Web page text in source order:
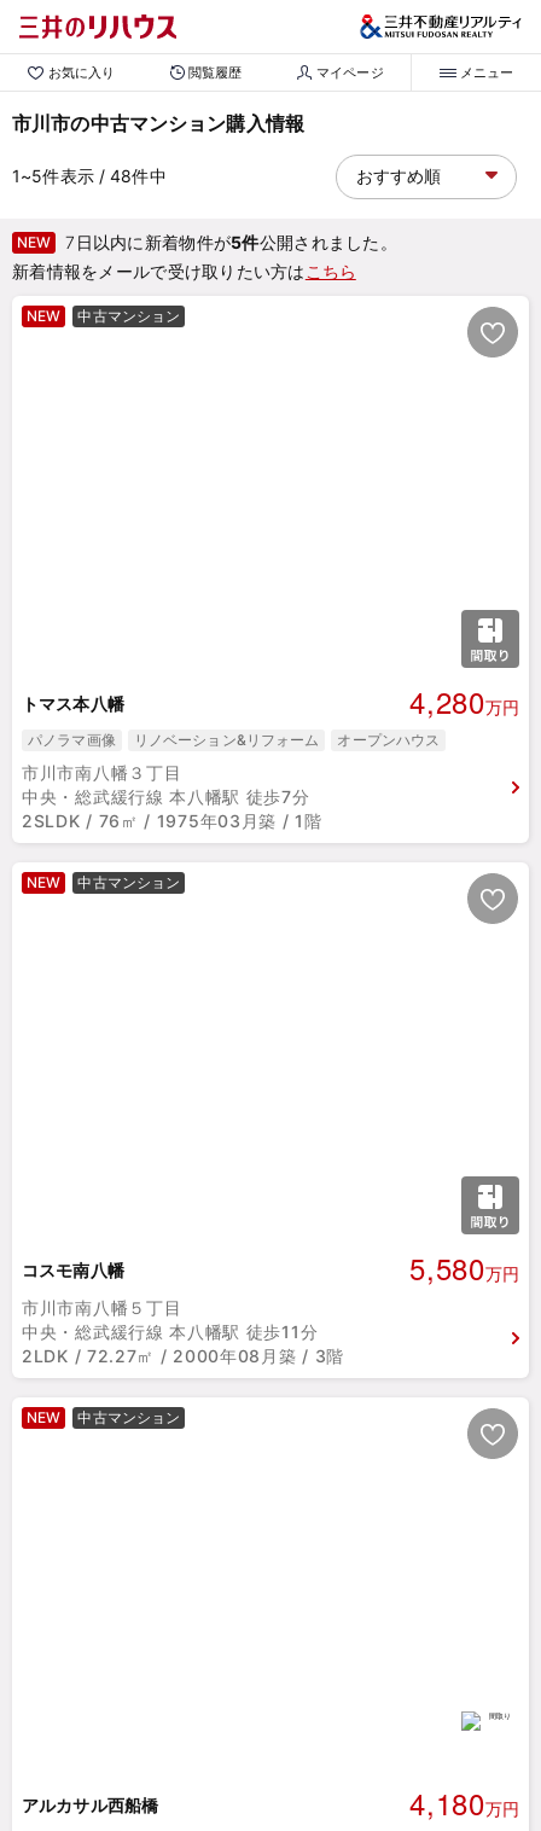
お気に入り 閲覧履歴 マイページ メニュー
市川市の中古マンション購入情報
1~5件表示/ 48件中
NEW 7日以内に新着物件が5件公開されました。
新着情報をメールで受け取りたい方は こちら
NEW 中古マンション
トマス本八幡 4,280万円
パノラマ画像 リノベーション&リフォーム オープンハウス
市川市南八幡３丁目
中央・総武緩行線 本八幡駅 徒歩7分
2SLDK / 76㎡ / 1975年03月築 / 1階
NEW 中古マンション
コスモ南八幡 5,580万円
市川市南八幡５丁目
中央・総武緩行線 本八幡駅 徒歩11分
2LDK / 72.27㎡ / 2000年08月築 / 3階
NEW 中古マンション
アルカサル西船橋 4,180万円